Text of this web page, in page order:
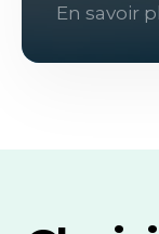
En savoir